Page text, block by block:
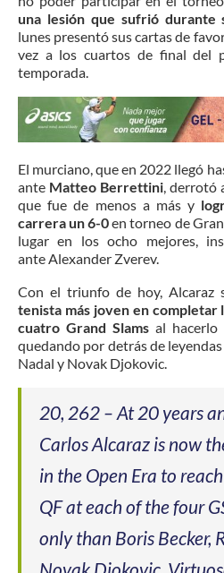
una lesión que sufrió durante
lunes presentó sus cartas de
vez a los cuartos de final del
temporada.
El murciano, que en 2022 llegó
ante Matteo Berrettini , derrotó
que fue de menos a más y
carrera un 6-0en torneo de
lugar en los ocho mejores,
ante Alexander Zverev.
Con el triunfo de hoy, Alcaraz
tenista más joven en completar
cuatro Grand Slams al hacerlo
quedando por detrás de
Nadal y Novak Djokovic.
20, 262 – At 20 years
Carlos Alcaraz is now
in the Open Era to
QF at each of the four
only than Boris Becker,